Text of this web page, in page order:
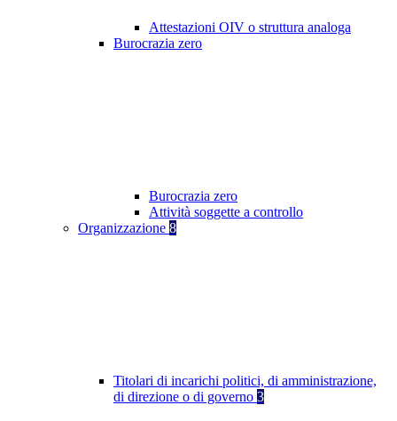
Attestazioni OIV o struttura analoga
Burocrazia zero
Burocrazia zero
Attività soggette a controllo
Organizzazione 8
Titolari di incarichi politici, di amministrazione,
di direzione o di governo 3